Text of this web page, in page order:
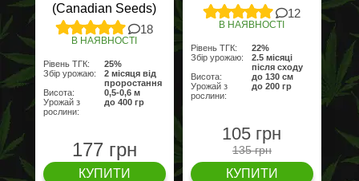
(Canadian Seeds)
18
В НАЯВНОСТІ
Рівень ТГК:
25%
Збір урожаю:
2 місяця від
проростання
Висота:
0,5-0,6 м
Урожай з
рослини:
до 400 гр
177 грн
КУПИТИ
12
В НАЯВНОСТІ
Рівень ТГК:
22%
Збір урожаю:
2.5 місяці
після сходу
Висота:
до 130 см
Урожай з
рослини:
до 200 гр
105 грн
135 грн
КУПИТИ